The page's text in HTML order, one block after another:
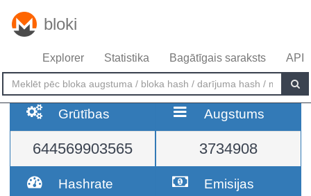
bloki
Explorer Statistika Bagātīgais saraksts API
Grūtības
644569903565
Augstums
3734908
Hashrate Emisijas